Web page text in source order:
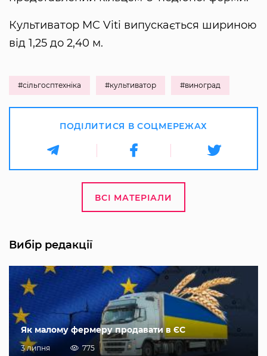
Культиватор MC Viti випускається шириною
від 1,25 до 2,40 м.
#сільгосптехніка #культиватор #виноград
ПОДІЛИТИСЯ В СОЦМЕРЕЖАХ
ВСІ МАТЕРІАЛИ
Вибір редакції
Як малому фермеру продавати в ЄС
3 липня 775